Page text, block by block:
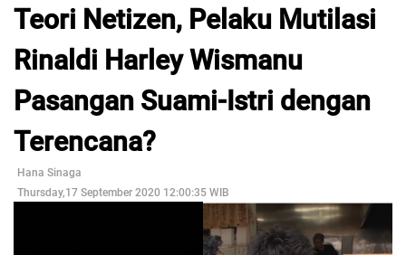
Teori Netizen, Pelaku Mutilasi
Rinaldi Harley Wismanu
Pasangan Suami-Istri dengan
Terencana?
Hana Sinaga
Thursday,17 September 2020 12:00:35 WIB